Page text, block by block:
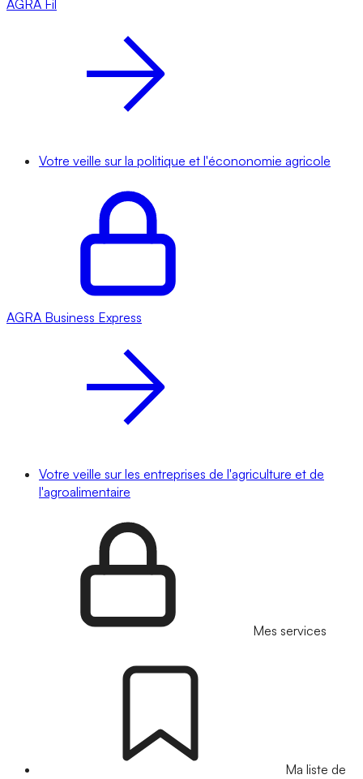
AGRA Fil
Votre veille sur la politique et l'écononomie agricole
AGRA Business Express
Votre veille sur les entreprises de l'agriculture et de
l'agroalimentaire
Mes services
Ma liste de